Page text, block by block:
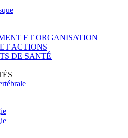
ET ORGANISATION
ACTIONS
DE SANTÉ